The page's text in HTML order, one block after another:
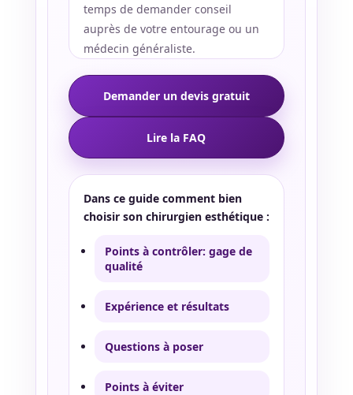
Gratuit
temps de demander conseil
auprès de votre entourage ou un
médecin généraliste.
Demander un devis gratuit
Lire la FAQ
Dans ce guide comment bien
choisir son chirurgien esthétique :
Points à contrôler: gage de
qualité
Expérience et résultats
Questions à poser
Points à éviter